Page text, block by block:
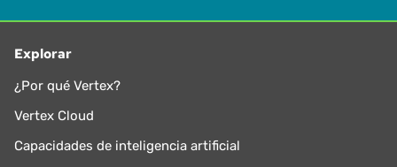
Explorar
¿Por qué Vertex?
Vertex Cloud
Capacidades de inteligencia artificial